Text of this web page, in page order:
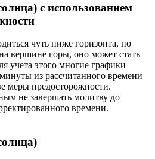
с использованием
чуть ниже горизонта, но
вершине горы, оно может стать
учета этого многие графики
из рассчитанного времени
меры предосторожности.
не завершать молитву до
времени.